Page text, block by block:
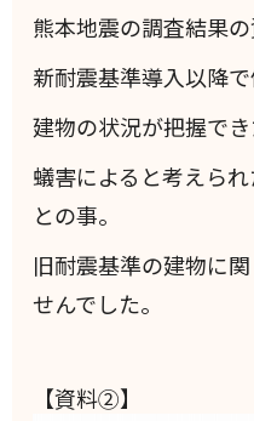
熊本地震の調査結果の
新耐震基準導入以降
建物の状況が把握で
蟻害によると考えら
との事。
旧耐震基準の建物に
せんでした。
【資料②】